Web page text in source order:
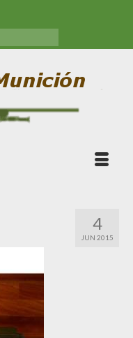
4
JUN 2015